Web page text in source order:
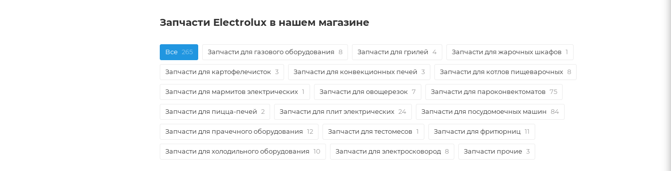
Запчасти Electrolux в нашем магазине
Все 265 Запчасти для газового оборудования 8 Запчасти для грилей 4 Запчасти для жарочных шкафов 1
Запчасти для картофелечисток 3 Запчасти для конвекционных печей 3 Запчасти для котлов пищеварочных 8
Запчасти для мармитов электрических 1 Запчасти для овощерезок 7 Запчасти для пароконвектоматов 75
Запчасти для пицца-печей 2 Запчасти для плит электрических 24 Запчасти для посудомоечных машин 84
Запчасти для прачечного оборудования 12 Запчасти для тестомесов 1 Запчасти для фритюрниц 11
Запчасти для холодильного оборудования 10 Запчасти для электросковород 8 Запчасти прочие 3